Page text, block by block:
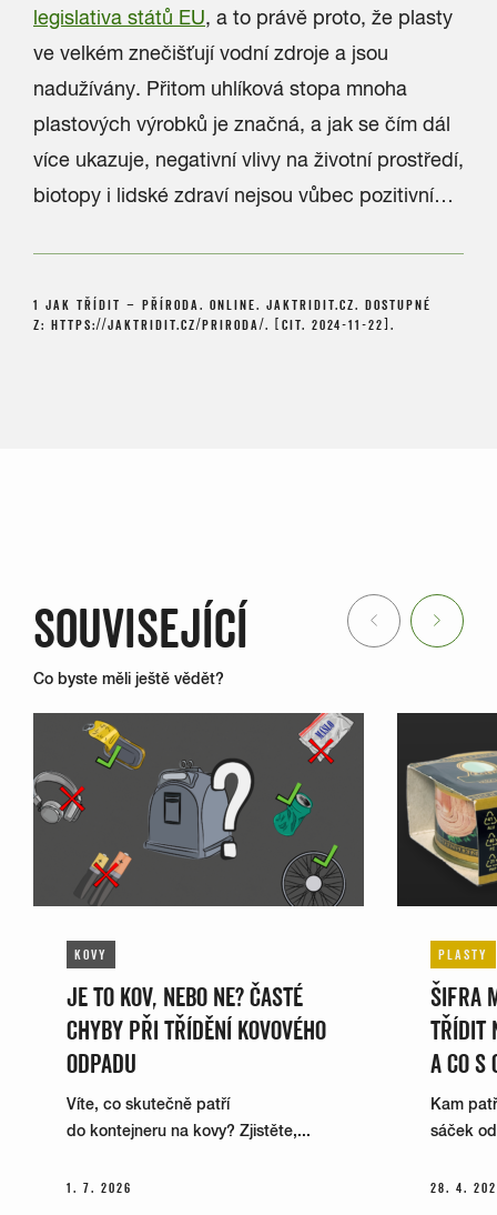
legislativa států EU, a to právě proto, že plasty
ve velkém znečišťují vodní zdroje a jsou
nadužívány. Přitom uhlíková stopa mnoha
plastových výrobků je značná, a jak se čím dál
více ukazuje, negativní vlivy na životní prostředí,
biotopy i lidské zdraví nejsou vůbec pozitivní…
1 JAK TŘÍDIT – PŘÍRODA. ONLINE. JAKTRIDIT.CZ. DOSTUPNÉ
Z: HTTPS://JAKTRIDIT.CZ/PRIRODA/. [CIT. 2024-11-22].
SOUVISEJÍCÍ
Co byste měli ještě vědět?
Previous
KOVY
JE TO KOV, NEBO NE? ČASTÉ
CHYBY PŘI TŘÍDĚNÍ KOVOVÉHO
ODPADU
Víte, co skutečně patří
do kontejneru na kovy? Zjistěte,...
1. 7. 2026
PLASTY
ŠIFRA
TŘÍDIT
A CO S
Kam
sáček
28. 4.
Next